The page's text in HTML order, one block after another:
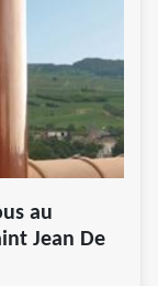
au
Jean De